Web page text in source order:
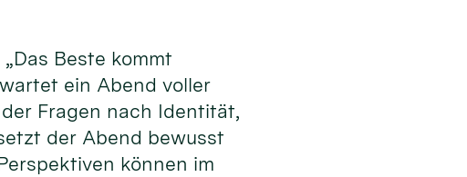
Beste kommt
ein Abend voller
Fragen nach Identität,
der Abend bewusst
können im